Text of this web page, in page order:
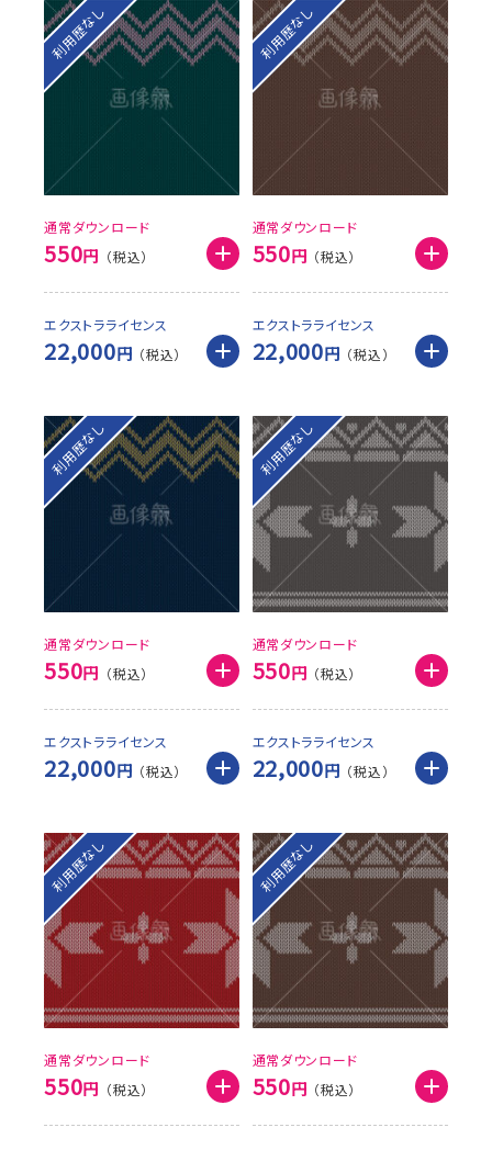
利用歴なし
通常ダウンロード
550円
エクストラライセンス
22,000円
利用歴なし
通常ダウンロード
550円
エクストラライセンス
22,000円
利用歴なし
通常ダウンロード
550円
エクストラライセンス
22,000円
利用歴なし
通常ダウンロード
550円
エクストラライセンス
22,000円
利用歴なし
通常ダウンロード
550円
利用歴なし
通常ダウンロード
550円